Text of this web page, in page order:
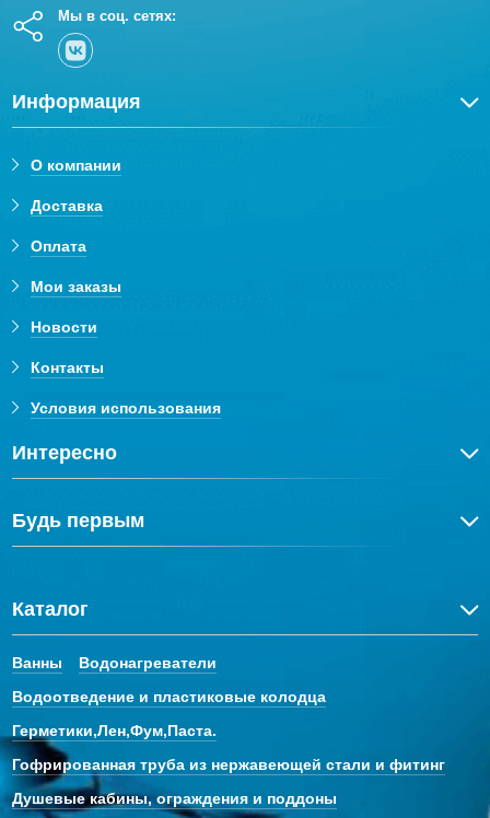
Мы в соц. сетях:
Информация
О компании
Доставка
Оплата
Мои заказы
Новости
Контакты
Условия использования
Интересно
Будь первым
Каталог
Ванны
Водонагреватели
Водоотведение и пластиковые колодца
Герметики,Лен,Фум,Паста.
Гофрированная труба из нержавеющей стали и фитинг
Душевые кабины, ограждения и поддоны